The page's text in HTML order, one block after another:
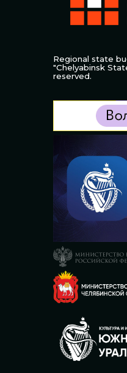
Regional state
"Chelyabinsk
reserved.